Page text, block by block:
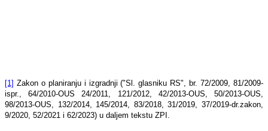
[1] Zakon o planiranju i izgradnji ("Sl. glasniku RS", br. 72/2009, 81/2009-
ispr., 64/2010-OUS 24/2011, 121/2012, 42/2013-OUS, 50/2013-OUS,
98/2013-OUS, 132/2014, 145/2014, 83/2018, 31/2019, 37/2019-dr.zakon,
9/2020, 52/2021 i 62/2023) u daljem tekstu ZPI.